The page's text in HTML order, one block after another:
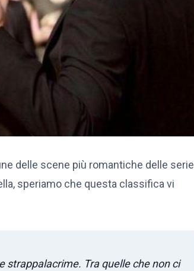
delle scene più romantiche delle serie
speriamo che questa classifica vi
strappalacrime. Tra quelle che non ci